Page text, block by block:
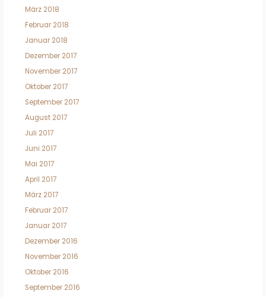
März 2018
Februar 2018
Januar 2018
Dezember 2017
November 2017
Oktober 2017
September 2017
August 2017
Juli 2017
Juni 2017
Mai 2017
April 2017
März 2017
Februar 2017
Januar 2017
Dezember 2016
November 2016
Oktober 2016
September 2016